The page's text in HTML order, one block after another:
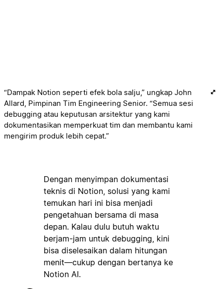
“Dampak Notion seperti efek bola salju,” ungkap John
Allard, Pimpinan Tim Engineering Senior. “Semua sesi
debugging atau keputusan arsitektur yang kami
dokumentasikan memperkuat tim dan membantu kami
mengirim produk lebih cepat.”
Dengan menyimpan dokumentasi
teknis di Notion, solusi yang kami
temukan hari ini bisa menjadi
pengetahuan bersama di masa
depan. Kalau dulu butuh waktu
berjam-jam untuk debugging, kini
bisa diselesaikan dalam hitungan
menit—cukup dengan bertanya ke
Notion AI.